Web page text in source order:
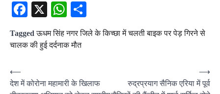
Facebook
X WhatsApp
Taggedऊधम सिंह नगर जिले के किच्छा में चलती बाइक पर पेड़ गिरने से
चालक की हुई दर्दनाक मौत
Post
navigation
⟵
देश में कोरोना महामारी के खिलाफ
रुद्रप्रयाग सैनिक एरिया में पूर्व
⟶